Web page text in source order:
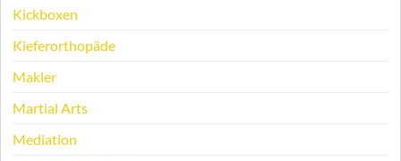
Kickboxen
Kieferorthopäde
Makler
Martial Arts
Mediation